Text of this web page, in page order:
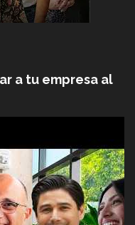
a tu empresa al